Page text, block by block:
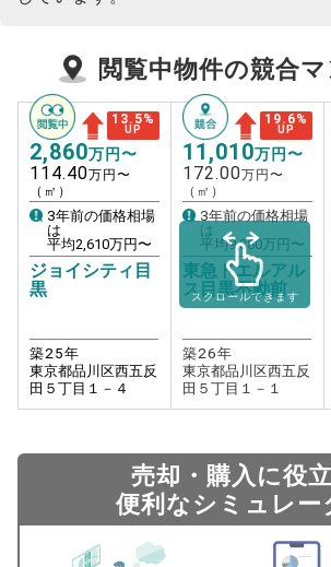
閲覧中物件の競合
13.5%
UP
2,860万円〜
114.40万円〜
（㎡）
3年前の価格相場
は
平均2,610万円〜
ジョイシティ目
黒
築25年
東京都品川区西五反
田５丁目１－４
19.6%
UP
11,010万円〜
172.00万円〜
（㎡）
3年前の価格相場
は
平均9,380万円〜
東急ドエルアル
ス目黒不動前
築26年
東京都品川区西五反
田５丁目１－１
スクロールできます
売却・購入に役
便利なシミュレー